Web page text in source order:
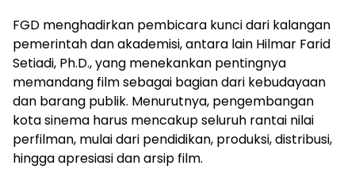
FGD menghadirkan pembicara kunci dari kalangan
pemerintah dan akademisi, antara lain Hilmar Farid
Setiadi, Ph.D., yang menekankan pentingnya
memandang film sebagai bagian dari kebudayaan
dan barang publik. Menurutnya, pengembangan
kota sinema harus mencakup seluruh rantai nilai
perfilman, mulai dari pendidikan, produksi, distribusi,
hingga apresiasi dan arsip film.